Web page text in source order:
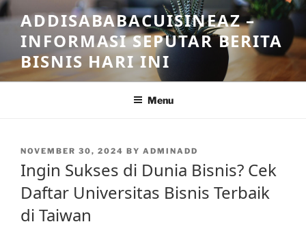
Skip
to
content
ADDISABABACUISINEAZ –
INFORMASI SEPUTAR BERITA
BISNIS HARI INI
Menu
POSTED
NOVEMBER 30, 2024 BY ADMINADD
Ingin Sukses di Dunia Bisnis? Cek
Daftar Universitas Bisnis Terbaik
di Taiwan